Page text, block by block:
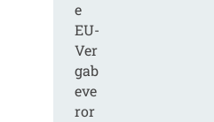
e
EU-
Ver
gab
eve
ror